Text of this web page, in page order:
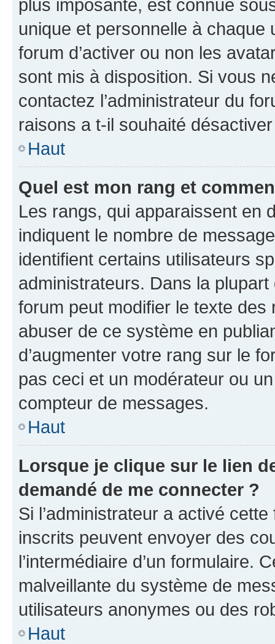
plus imposante, est connue
unique et personnelle à chaque
forum d’activer ou non les
sont mis à disposition. Si vous
contactez l’administrateur du
raisons a t-il souhaité
Haut
Quel est mon rang et
Les rangs, qui apparaissent en
indiquent le nombre de
identifient certains utilisateurs
administrateurs. Dans la
forum peut modifier le texte
abuser de ce système en
d’augmenter votre rang sur le
pas ceci et un modérateur ou
compteur de messages.
Haut
Lorsque je clique sur le lien
demandé de me connecter ?
Si l’administrateur a activé
inscrits peuvent envoyer des
l’intermédiaire d’un formulaire.
malveillante du système de
utilisateurs anonymes ou des
Haut